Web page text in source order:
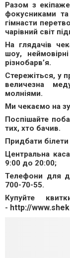
Разом з
фокусниками
гімнасти
чарівний світ
На глядачів
шоу,
різнобарв’я.
Стережіться, у
величезна
молніями.
Ми чекаємо на
Поспішайте
тих, хто бачив.
Придбати
Центральна
9:00 до 20:00;
Телефони для
700-70-55.
Купуйте
- http://